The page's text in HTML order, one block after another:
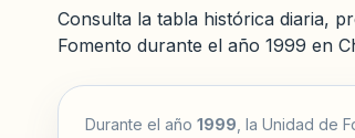
Consulta la tabla histórica diaria,
Fomento durante el año 1999 en
Durante el año 1999 , la Unidad de